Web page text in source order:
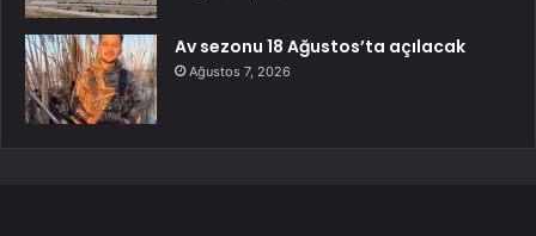
Av sezonu 18 Ağustos’ta açılacak
Ağustos 7, 2026